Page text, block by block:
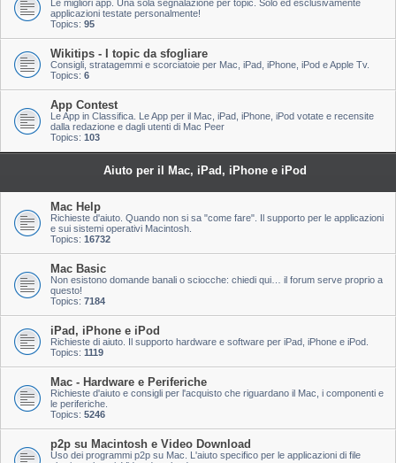
Le migliori app. Una sola segnalazione per topic. Solo ed esclusivamente
applicazioni testate personalmente!
Topics: 95
Wikitips - I topic da sfogliare
Consigli, stratagemmi e scorciatoie per Mac, iPad, iPhone, iPod e Apple Tv.
Topics: 6
App Contest
Le App in Classifica. Le App per il Mac, iPad, iPhone, iPod votate e recensite
dalla redazione e dagli utenti di Mac Peer
Topics: 103
Aiuto per il Mac, iPad, iPhone e iPod
Mac Help
Richieste d'aiuto. Quando non si sa "come fare". Il supporto per le applicazioni
e sui sistemi operativi Macintosh.
Topics: 16732
Mac Basic
Non esistono domande banali o sciocche: chiedi qui… il forum serve proprio a
questo!
Topics: 7184
iPad, iPhone e iPod
Richieste di aiuto. Il supporto hardware e software per iPad, iPhone e iPod.
Topics: 1119
Mac - Hardware e Periferiche
Richieste d'aiuto e consigli per l'acquisto che riguardano il Mac, i componenti e
le periferiche.
Topics: 5246
p2p su Macintosh e Video Download
Uso dei programmi p2p su Mac. L'aiuto specifico per le applicazioni di file